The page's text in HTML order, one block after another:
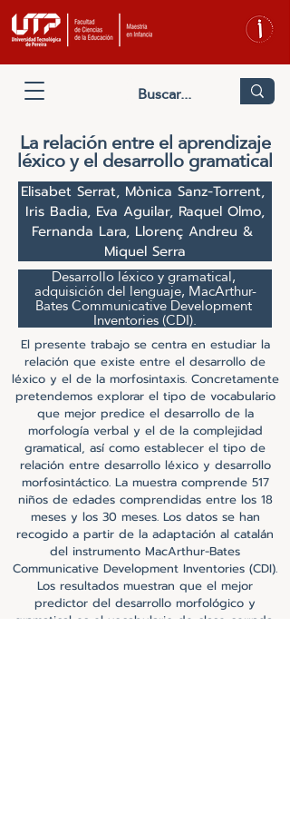
La relación entre el aprendizaje
léxico y el desarrollo gramatical
Elisabet Serrat, Mònica Sanz-Torrent,
Iris Badia, Eva Aguilar, Raquel Olmo,
Fernanda Lara, Llorenç Andreu &
Miquel Serra
Desarrollo léxico y gramatical,
adquisición del lenguaje, MacArthur-
Bates Communicative Development
Inventories (CDI).
El presente trabajo se centra en estudiar la
relación que existe entre el desarrollo de
léxico y el de la morfosintaxis. Concretamente
pretendemos explorar el tipo de vocabulario
que mejor predice el desarrollo de la
morfología verbal y el de la complejidad
gramatical, así como establecer el tipo de
relación entre desarrollo léxico y desarrollo
morfosintáctico. La muestra comprende 517
niños de edades comprendidas entre los 18
meses y los 30 meses. Los datos se han
recogido a partir de la adaptación al catalán
del instrumento MacArthur-Bates
Communicative Development Inventories (CDI).
Los resultados muestran que el mejor
predictor del desarrollo morfológico y
gramatical es el vocabulario de clase cerrada,